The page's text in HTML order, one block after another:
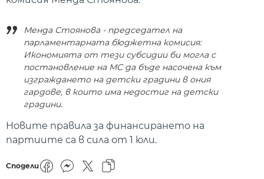
Менда Стоянова - председател на
парламентарната бюджетна комисия:
Икономията от тези субсидии би могла с
постановление на МС да бъде насочена към
изграждането на детски градини в ония
гардове, в които има недостиг на детски
градини.
Новите правила за финансирането на
партиите са в сила от 1 юли.
Сподели